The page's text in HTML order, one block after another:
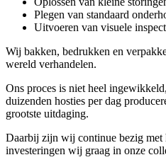
Plegen van standaard
Uitvoeren van visuele
Wij bakken, bedrukken en
wereld verhandelen.
Ons proces is niet heel
duizenden hosties per dag
grootste uitdaging.
Daarbij zijn wij continue bezig met
investeringen wij graag in onze